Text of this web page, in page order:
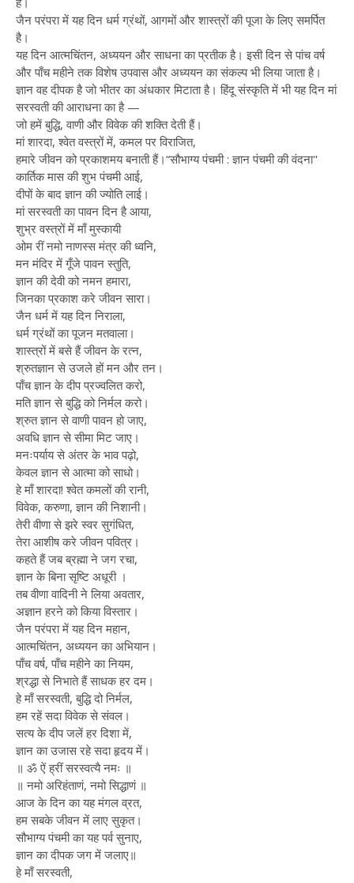
जैन परंपरा में यह दिन धर्म ग्रंथों, आगमों और शास्त्रों की पूजा के लिए समर्पित
है।
यह दिन आत्मचिंतन, अध्ययन और साधना का प्रतीक है। इसी दिन से पांच वर्ष
और पाँच महीने तक विशेष उपवास और अध्ययन का संकल्प भी लिया जाता है।
ज्ञान वह दीपक है जो भीतर का अंधकार मिटाता है। हिंदू संस्कृति में भी यह दिन मां
सरस्वती की आराधना का है —
जो हमें बुद्धि, वाणी और विवेक की शक्ति देती हैं।
मां शारदा, श्वेत वस्त्रों में, कमल पर विराजित,
हमारे जीवन को प्रकाशमय बनाती हैं।“सौभाग्य पंचमी : ज्ञान पंचमी की वंदना"
कार्तिक मास की शुभ पंचमी आई,
दीपों के बाद ज्ञान की ज्योति लाई।
मां सरस्वती का पावन दिन है आया,
शुभ्र वस्त्रों में माँ मुस्कायी
ओम रीं नमो नाणस्स मंत्र की ध्वनि,
मन मंदिर में गूँजे पावन स्तुति,
ज्ञान की देवी को नमन हमारा,
जिनका प्रकाश करे जीवन सारा।
जैन धर्म में यह दिन निराला,
धर्म ग्रंथों का पूजन मतवाला।
शास्त्रों में बसे हैं जीवन के रत्न,
श्रुतज्ञान से उजले हों मन और तन।
पाँच ज्ञान के दीप प्रज्वलित करो,
मति ज्ञान से बुद्धि को निर्मल करो।
श्रुत ज्ञान से वाणी पावन हो जाए,
अवधि ज्ञान से सीमा मिट जाए।
मनःपर्याय से अंतर के भाव पढ़ो,
केवल ज्ञान से आत्मा को साधो।
हे माँ शारदा! श्वेत कमलों की रानी,
विवेक, करुणा, ज्ञान की निशानी।
तेरी वीणा से झरे स्वर सुगंधित,
तेरा आशीष करे जीवन पवित्र।
कहते हैं जब ब्रह्मा ने जग रचा,
ज्ञान के बिना सृष्टि अधूरी ।
तब वीणा वादिनी ने लिया अवतार,
अज्ञान हरने को किया विस्तार।
जैन परंपरा में यह दिन महान,
आत्मचिंतन, अध्ययन का अभियान।
पाँच वर्ष, पाँच महीने का नियम,
श्रद्धा से निभाते हैं साधक हर दम।
हे माँ सरस्वती, बुद्धि दो निर्मल,
हम रहें सदा विवेक से संवल।
सत्य के दीप जलें हर दिशा में,
ज्ञान का उजास रहे सदा हृदय में।
॥ ॐ ऐं ह्रीं सरस्वत्यै नमः ॥
॥ नमो अरिहंताणं, नमो सिद्धाणं ॥
आज के दिन का यह मंगल व्रत,
हम सबके जीवन में लाए सुकृत।
सौभाग्य पंचमी का यह पर्व सुनाए,
ज्ञान का दीपक जग में जलाए॥
हे माँ सरस्वती,